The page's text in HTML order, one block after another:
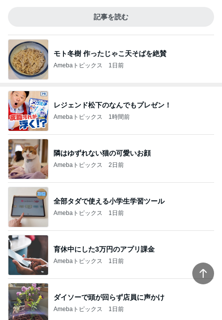
記事を読む
モト冬樹 作ったじゃこ天そばを絶賛
Amebaトピックス 1日前
レジェンド松下のなんでもプレゼン！
Amebaトピックス 1時間前
隣はゆずれない猫の可愛いお顔
Amebaトピックス 2日前
全部タダで使える小学生学習ツール
Amebaトピックス 1日前
育休中にした3万円のアプリ課金
Amebaトピックス 1日前
ダイソーで頭が回らず店員に声かけ
Amebaトピックス 1日前